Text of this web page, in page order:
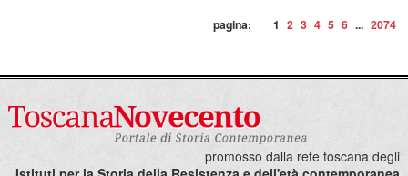
pagina: 1 2 3 4 5 6 ... 2074
promosso dalla rete toscana degli